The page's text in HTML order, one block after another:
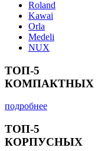
Roland
Kawai
Orla
Medeli
NUX
ТОП-5
КОМПАКТНЫХ
подробнее
ТОП-5
КОРПУСНЫХ